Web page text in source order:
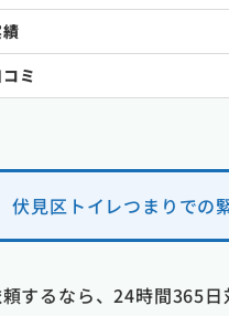
ミ
伏見区トイレつまりでの
するなら、24時間365